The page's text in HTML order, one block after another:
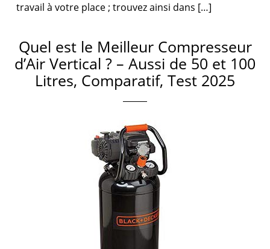
travail à votre place ; trouvez ainsi dans […]
Quel est le Meilleur Compresseur
d’Air Vertical ? – Aussi de 50 et 100
Litres, Comparatif, Test 2025